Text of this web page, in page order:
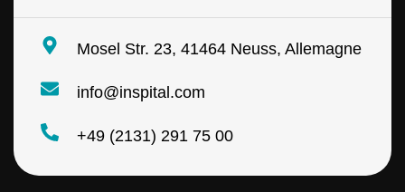
m
e
Mosel Str. 23, 41464 Neuss, Allemagne
info@inspital.com
+49 (2131) 291 75 00